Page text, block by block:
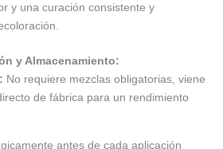
y una curación consistente y
y Almacenamiento:
No requiere mezclas obligatorias, viene
de fábrica para un rendimiento
antes de cada aplicación